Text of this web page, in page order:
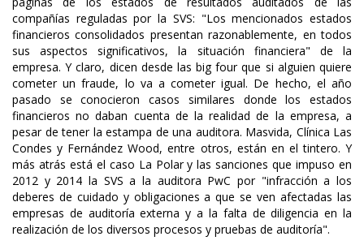
compañías reguladas por la SVS: "Los mencionados estados
financieros consolidados presentan razonablemente, en todos
sus aspectos significativos, la situación financiera" de la
empresa. Y claro, dicen desde las big four que si alguien quiere
cometer un fraude, lo va a cometer igual. De hecho, el año
pasado se conocieron casos similares donde los estados
financieros no daban cuenta de la realidad de la empresa, a
pesar de tener la estampa de una auditora. Masvida, Clínica Las
Condes y Fernández Wood, entre otros, están en el tintero. Y
más atrás está el caso La Polar y las sanciones que impuso en
2012 y 2014 la SVS a la auditora PwC por "infracción a los
deberes de cuidado y obligaciones a que se ven afectadas las
empresas de auditoría externa y a la falta de diligencia en la
realización de los diversos procesos y pruebas de auditoría".